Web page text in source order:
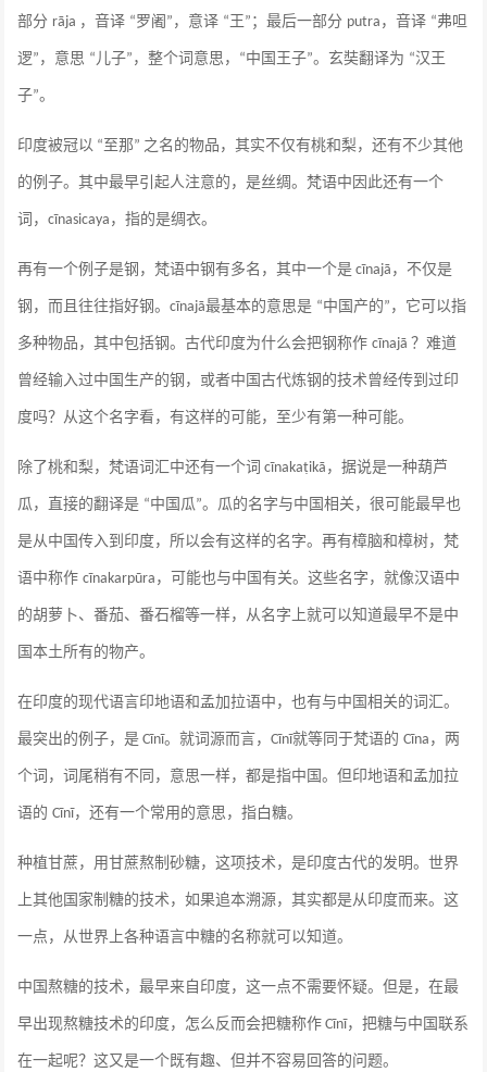
部分 rāja ，音译 “罗阇 ” ，意译 “王 ” ；最后一部分 putra ，音译 “弗呾
逻” ，意思 “ 儿子” ，整个词意思， “中国王子”。玄奘翻译为 “汉王
子”。
印度被冠以 “至那” 之名的物品，其实不仅有桃和梨，还有不少其他
的例子。其中最早引起人注意的，是丝绸。梵语中因此还有一个
词，cīnasicaya ，指的是绸衣。
再有一个例子是钢，梵语中钢有多名，其中一个是 cīnajā ，不仅是
钢，而且往往指好钢。cīnajā最基本的意思是 “中国产的” ，它可以指
多种物品，其中包括钢。古代印度为什么会把钢称作cīnajā ？难道
曾经输入过中国生产的钢，或者中国古代炼钢的技术曾经传到过印
度吗？从这个名字看，有这样的可能，至少有第一种可能。
除了桃和梨，梵语词汇中还有一个词 cīnakaṭikā ，据说是一种葫芦
瓜，直接的翻译是 “中国瓜”。瓜的名字与中国相关，很可能最早也
是从中国传入到印度，所以会有这样的名字。再有樟脑和樟树，梵
语中称作cīnakarpūra ，可能也与中国有关。这些名字，就像汉语中
的胡萝卜、番茄、番石榴等一样，从名字上就可以知道最早不是中
国本土所有的物产。
在印度的现代语言印地语和孟加拉语中，也有与中国相关的词汇。
最突出的例子，是 Cīnī。就词源而言，Cīnī就等同于梵语的Cīna ，两
个词，词尾稍有不同，意思一样，都是指中国。但印地语和孟加拉
语的Cīnī，还有一个常用的意思，指白糖。
种植甘蔗，用甘蔗熬制砂糖，这项技术，是印度古代的发明。世界
上其他国家制糖的技术，如果追本溯源，其实都是从印度而来。这
一点，从世界上各种语言中糖的名称就可以知道。
中国熬糖的技术，最早来自印度，这一点不需要怀疑。但是，在最
早出现熬糖技术的印度，怎么反而会把糖称作 Cīnī，把糖与中国联系
在一起呢？这又是一个既有趣、但并不容易回答的问题。